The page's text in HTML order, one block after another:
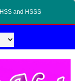
HSS and HSSS